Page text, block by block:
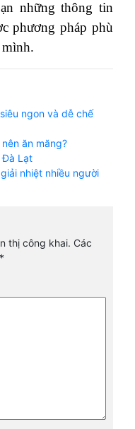
những thông tin
phương pháp phù
mình.
ngon và dễ chế
ăn măng?
Đà Lạt
nhiệt nhiều người
thị công khai. Các
*